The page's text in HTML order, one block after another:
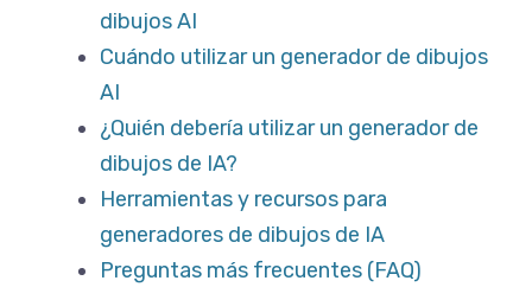
dibujos AI
Cuándo utilizar un generador de dibujos
AI
¿Quién debería utilizar un generador de
dibujos de IA?
Herramientas y recursos para
generadores de dibujos de IA
Preguntas más frecuentes (FAQ)